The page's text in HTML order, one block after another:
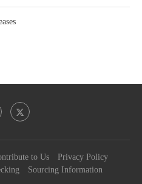
to Us
Privacy Policy
Sourcing Information